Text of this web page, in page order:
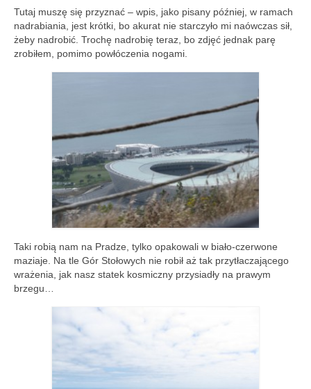
Tutaj muszę się przyznać – wpis, jako pisany później, w ramach
nadrabiania, jest krótki, bo akurat nie starczyło mi naówczas sił,
żeby nadrobić. Trochę nadrobię teraz, bo zdjęć jednak parę
zrobiłem, pomimo powłóczenia nogami.
Taki robią nam na Pradze, tylko opakowali w biało-czerwone
maziaje. Na tle Gór Stołowych nie robił aż tak przytłaczającego
wrażenia, jak nasz statek kosmiczny przysiadły na prawym
brzegu…